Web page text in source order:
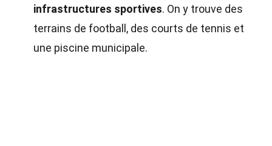
infrastructures sportives. On y trouve des
terrains de football, des courts de tennis et
une piscine municipale.